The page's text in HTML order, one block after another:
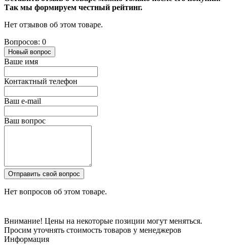
Так мы формируем честный рейтинг.
Нет отзывов об этом товаре.
Вопросов: 0
Новый вопрос
Ваше имя
Контактный телефон
Ваш e-mail
Ваш вопрос
Отправить свой вопрос
Нет вопросов об этом товаре.
Внимание! Цены на некоторые позиции могут меняться.
Просим уточнять стоимость товаров у менеджеров
Информация